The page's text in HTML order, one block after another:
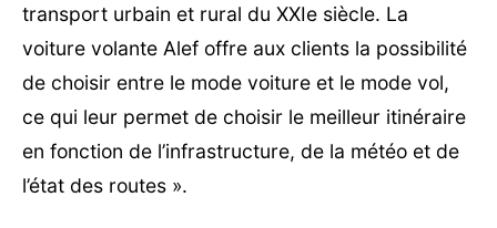
transport urbain et rural du XXIe siècle. La
voiture volante Alef offre aux clients la possibilité
de choisir entre le mode voiture et le mode vol,
ce qui leur permet de choisir le meilleur itinéraire
en fonction de l’infrastructure, de la météo et de
l’état des routes ».